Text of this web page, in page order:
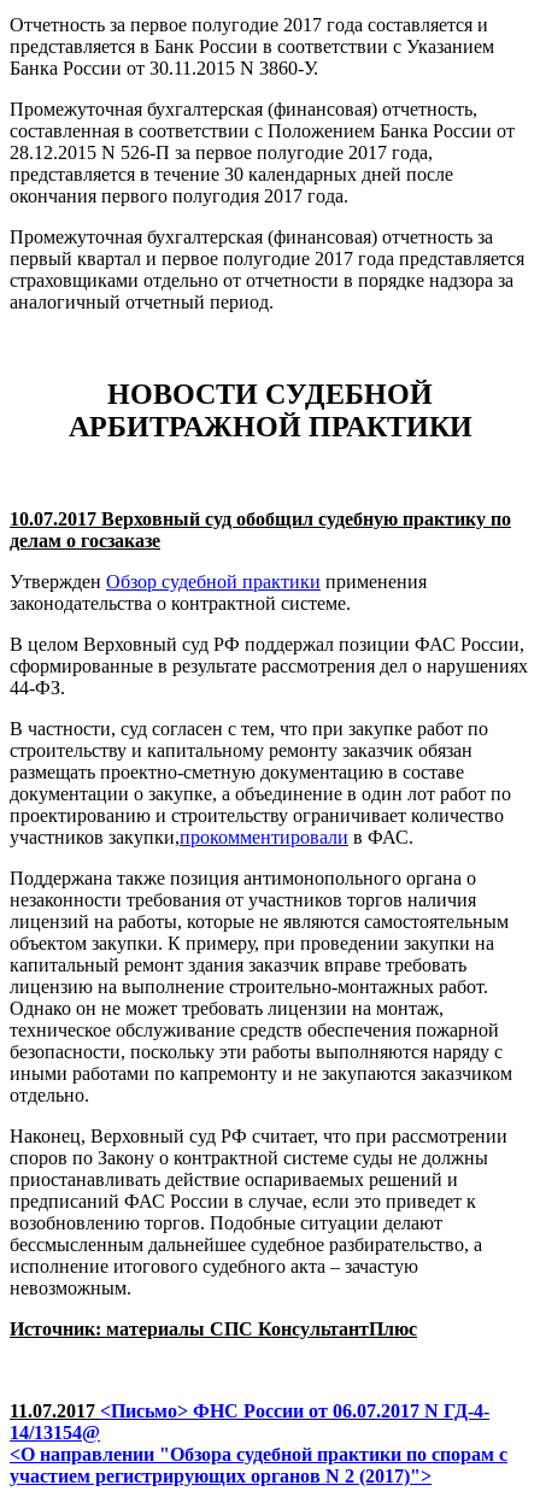
Отчетность за первое полугодие 2017 года составляется и
представляется в Банк России в соответствии с Указанием
Банка России от 30.11.2015 N 3860-У.
Промежуточная бухгалтерская (финансовая) отчетность,
составленная в соответствии с Положением Банка России от
28.12.2015 N 526-П за первое полугодие 2017 года,
представляется в течение 30 календарных дней после
окончания первого полугодия 2017 года.
Промежуточная бухгалтерская (финансовая) отчетность за
первый квартал и первое полугодие 2017 года представляется
страховщиками отдельно от отчетности в порядке надзора за
аналогичный отчетный период.
НОВОСТИ СУДЕБНОЙ
АРБИТРАЖНОЙ ПРАКТИКИ
10.07.2017 Верховный суд обобщил судебную практику по
делам о госзаказе
Утвержден Обзор судебной практики применения
законодательства о контрактной системе.
В целом Верховный суд РФ поддержал позиции ФАС России,
сформированные в результате рассмотрения дел о нарушениях
44-ФЗ.
В частности, суд согласен с тем, что при закупке работ по
строительству и капитальному ремонту заказчик обязан
размещать проектно-сметную документацию в составе
документации о закупке, а объединение в один лот работ по
проектированию и строительству ограничивает количество
участников закупки,прокомментировали в ФАС.
Поддержана также позиция антимонопольного органа о
незаконности требования от участников торгов наличия
лицензий на работы, которые не являются самостоятельным
объектом закупки. К примеру, при проведении закупки на
капитальный ремонт здания заказчик вправе требовать
лицензию на выполнение строительно-монтажных работ.
Однако он не может требовать лицензии на монтаж,
техническое обслуживание средств обеспечения пожарной
безопасности, поскольку эти работы выполняются наряду с
иными работами по капремонту и не закупаются заказчиком
отдельно.
Наконец, Верховный суд РФ считает, что при рассмотрении
споров по Закону о контрактной системе суды не должны
приостанавливать действие оспариваемых решений и
предписаний ФАС России в случае, если это приведет к
возобновлению торгов. Подобные ситуации делают
бессмысленным дальнейшее судебное разбирательство, а
исполнение итогового судебного акта – зачастую
невозможным.
Источник: материалы СПС КонсультантПлюс
11.07.2017 <Письмо> ФНС России от 06.07.2017 N ГД-4-
14/13154@
<О направлении "Обзора судебной практики по спорам с
участием регистрирующих органов N 2 (2017)">